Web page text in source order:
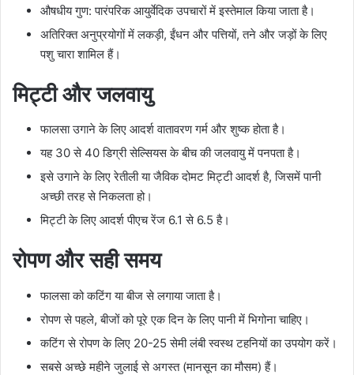
औषधीय गुण: पारंपरिक आयुर्वेदिक उपचारों में इस्तेमाल किया जाता है।
अतिरिक्त अनुप्रयोगों में लकड़ी, ईंधन और पत्तियों, तने और जड़ों के लिए
पशु चारा शामिल हैं।
मिट्टी और जलवायु
फालसा उगाने के लिए आदर्श वातावरण गर्म और शुष्क होता है।
यह 30 से 40 डिग्री सेल्सियस के बीच की जलवायु में पनपता है।
इसे उगाने के लिए रेतीली या जैविक दोमट मिट्टी आदर्श है, जिसमें पानी
अच्छी तरह से निकलता हो।
मिट्टी के लिए आदर्श पीएच रेंज 6.1 से 6.5 है।
रोपण और सही समय
फालसा को कटिंग या बीज से लगाया जाता है।
रोपण से पहले, बीजों को पूरे एक दिन के लिए पानी में भिगोना चाहिए।
कटिंग से रोपण के लिए 20-25 सेमी लंबी स्वस्थ टहनियों का उपयोग करें।
सबसे अच्छे महीने जुलाई से अगस्त (मानसून का मौसम) हैं।